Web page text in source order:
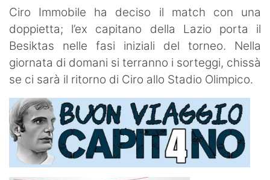
Ciro Immobile ha deciso il match con una
doppietta; l’ex capitano della Lazio porta il
Besiktas nelle fasi iniziali del torneo. Nella
giornata di domani si terranno i sorteggi, chissà
se ci sarà il ritorno di Ciro allo Stadio Olimpico.